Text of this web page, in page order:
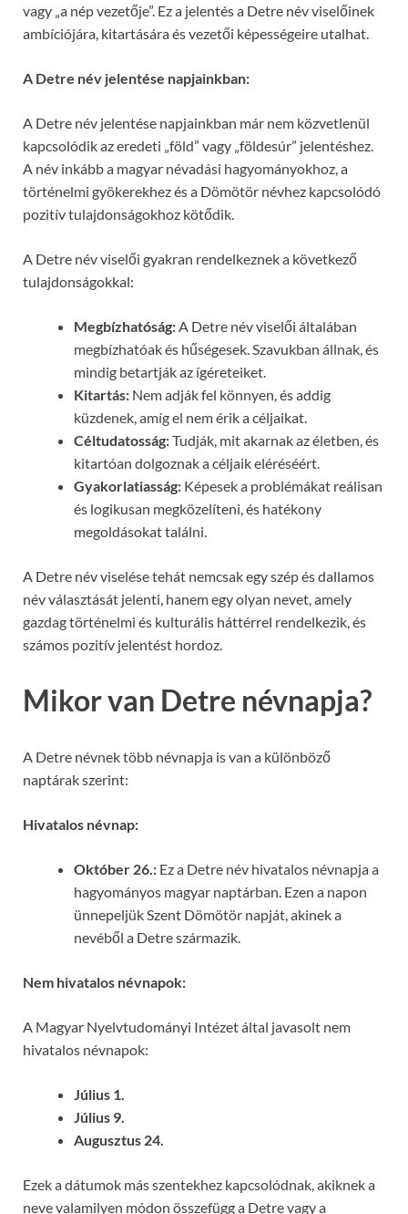
vagy „a nép vezetője”. Ez a jelentés a Detre név viselőinek
ambíciójára, kitartására és vezetői képességeire utalhat.
A Detre név jelentése napjainkban:
A Detre név jelentése napjainkban már nem közvetlenül
kapcsolódik az eredeti „föld” vagy „földesúr” jelentéshez.
A név inkább a magyar névadási hagyományokhoz, a
történelmi gyökerekhez és a Dömötör névhez kapcsolódó
pozitív tulajdonságokhoz kötődik.
A Detre név viselői gyakran rendelkeznek a következő
tulajdonságokkal:
Megbízhatóság: A Detre név viselői általában
megbízhatóak és hűségesek. Szavukban állnak, és
mindig betartják az ígéreteiket.
Kitartás: Nem adják fel könnyen, és addig
küzdenek, amíg el nem érik a céljaikat.
Céltudatosság:Tudják, mit akarnak az életben, és
kitartóan dolgoznak a céljaik eléréséért.
Gyakorlatiasság: Képesek a problémákat reálisan
és logikusan megközelíteni, és hatékony
megoldásokat találni.
A Detre név viselése tehát nemcsak egy szép és dallamos
név választását jelenti, hanem egy olyan nevet, amely
gazdag történelmi és kulturális háttérrel rendelkezik, és
számos pozitív jelentést hordoz.
Mikor van Detre névnapja?
A Detre névnek több névnapja is van a különböző
naptárak szerint:
Hivatalos névnap:
Október 26.: Ez a Detre név hivatalos névnapja a
hagyományos magyar naptárban. Ezen a napon
ünnepeljük Szent Dömötör napját, akinek a
nevéből a Detre származik.
Nem hivatalos névnapok:
A Magyar Nyelvtudományi Intézet által javasolt nem
hivatalos névnapok:
Július 1.
Július 9.
Augusztus 24.
Ezek a dátumok más szentekhez kapcsolódnak, akiknek a
neve valamilyen módon összefügg a Detre vagy a